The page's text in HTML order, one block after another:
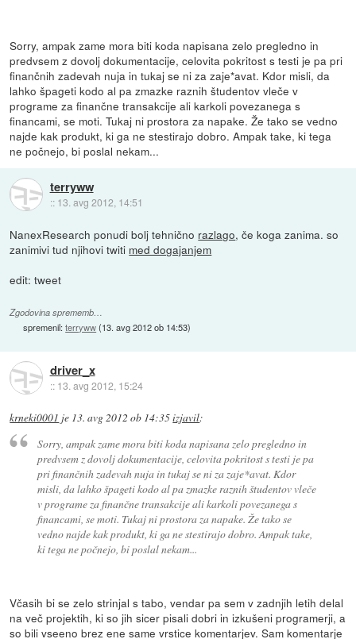
Sorry, ampak zame mora biti koda napisana zelo pregledno in
predvsem z dovolj dokumentacije, celovita pokritost s testi je pa pri
finančnih zadevah nuja in tukaj se ni za zaje*avat. Kdor misli, da
lahko špageti kodo al pa zmazke raznih študentov vleče v
programe za finančne transakcije ali karkoli povezanega s
financami, se moti. Tukaj ni prostora za napake. Že tako se vedno
najde kak produkt, ki ga ne stestirajo dobro. Ampak take, ki tega
ne počnejo, bi poslal nekam...
terryww
:: 13. avg 2012, 14:51
NanexResearch ponudi bolj tehnično razlago, če koga zanima. so
zanimivi tud njihovi twiti med dogajanjem
edit: tweet
Zgodovina sprememb…
spremenil:terryww(13. avg 2012 ob 14:53)
driver_x
:: 13. avg 2012, 15:24
krneki0001 je 13. avg 2012 ob 14:35izjavil:
Sorry, ampak zame mora biti koda napisana zelo pregledno in
predvsem z dovolj dokumentacije, celovita pokritost s testi je pa
pri finančnih zadevah nuja in tukaj se ni za zaje*avat. Kdor
misli, da lahko špageti kodo al pa zmazke raznih študentov vleče
v programe za finančne transakcije ali karkoli povezanega s
financami, se moti. Tukaj ni prostora za napake. Že tako se
vedno najde kak produkt, ki ga ne stestirajo dobro. Ampak take,
ki tega ne počnejo, bi poslal nekam...
Včasih bi se zelo strinjal s tabo, vendar pa sem v zadnjih letih delal
na več projektih, ki so jih sicer pisali dobri in izkušeni programerji, a
so bili vseeno brez ene same vrstice komentarjev. Sam komentarje